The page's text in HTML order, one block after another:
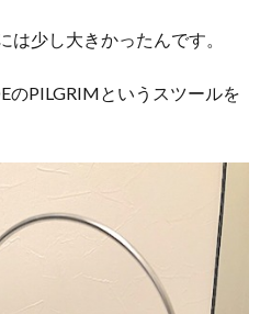
少し大きかったんです。
のPILGRIMというスツールを